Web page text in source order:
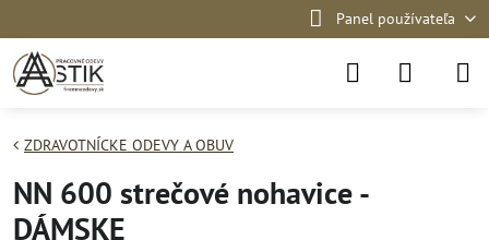
Panel používateľa
ZDRAVOTNÍCKE ODEVY A OBUV
NN 600 strečové nohavice -
DÁMSKE